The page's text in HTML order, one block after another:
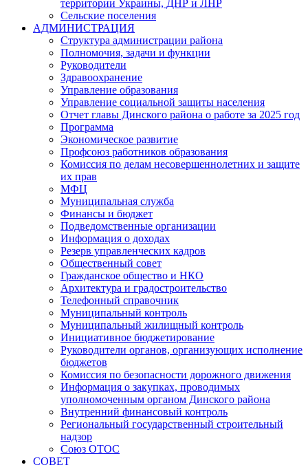
территории Украины, ДНР и ЛНР
Сельские поселения
АДМИНИСТРАЦИЯ
Структура администрации района
Полномочия, задачи и функции
Руководители
Здравоохранение
Управление образования
Управление социальной защиты населения
Отчет главы Динского района о работе за 2025 год
Программа
Экономическое развитие
Профсоюз работников образования
Комиссия по делам несовершеннолетних и защите
их прав
МФЦ
Муниципальная служба
Финансы и бюджет
Подведомственные организации
Информация о доходах
Резерв управленческих кадров
Общественный совет
Гражданское общество и НКО
Архитектура и градостроительство
Телефонный справочник
Муниципальный контроль
Муниципальный жилищный контроль
Инициативное бюджетирование
Руководители органов, организующих исполнение
бюджетов
Комиссия по безопасности дорожного движения
Информация о закупках, проводимых
уполномоченным органом Динского района
Внутренний финансовый контроль
Региональный государственный строительный
надзор
Союз ОТОС
СОВЕТ